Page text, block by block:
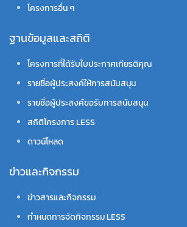
โครงการอื่น ๆ
ฐานข้อมูลและสถิติ
โครงการที่ได้รับใบประกาศเกียรติคุณ
รายชื่อผู้ประสงค์ให้การสนับสนุน
รายชื่อผู้ประสงค์ขอรับการสนับสนุน
สถิติโครงการ LESS
ดาวน์โหลด
ข่าวและกิจกรรม
ข่าวสารและกิจกรรม
กำหนดการจัดกิจกรรม LESS